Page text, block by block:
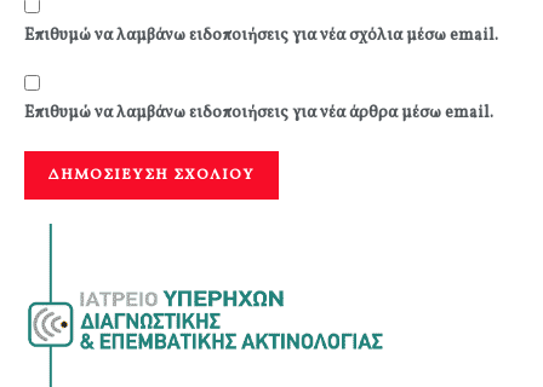
Επιθυμώ να λαμβάνω ειδοποιήσεις για νέα σχόλια μέσω email.
Επιθυμώ να λαμβάνω ειδοποιήσεις για νέα άρθρα μέσω email.